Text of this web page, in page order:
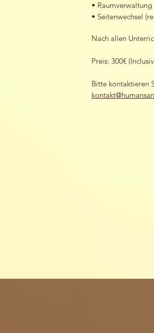
• Raumverwaltung
• Seitenwechsel
Nach allen
Preis: 300€
Bitte kontaktieren